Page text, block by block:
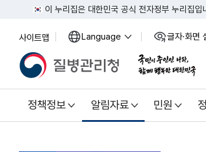
이 누리집은 대한민국 공식 전자정부 누리집입
사이트맵 Language 열
글자·화면
정책정보 알림자료 민원